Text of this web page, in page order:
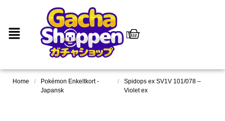
Home /
Pokémon Enkeltkort -
Japansk
/
Spidops ex SV1V 101/078 –
Violet ex